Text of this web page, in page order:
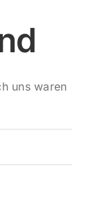
uns waren